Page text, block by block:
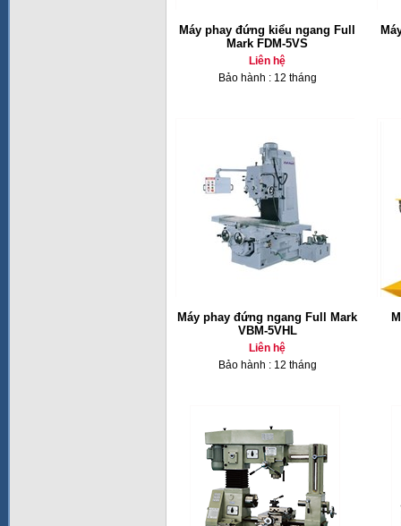
Máy phay đứng kiểu ngang Full
Mark FDM-5VS
Liên hệ
Bảo hành : 12 tháng
Máy phay đứng ngang Full Mark
VBM-5VHL
Liên hệ
Bảo hành : 12 tháng